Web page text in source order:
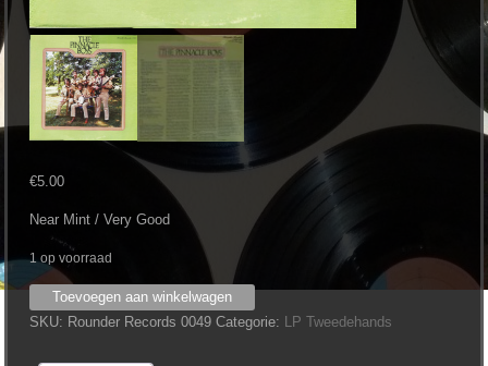
€5.00
Near Mint / Very Good
1 op voorraad
Pinnacle
Boys
Toevoegen aan winkelwagen
SKU: Rounder Records 0049 Categorie: LP Tweedehands